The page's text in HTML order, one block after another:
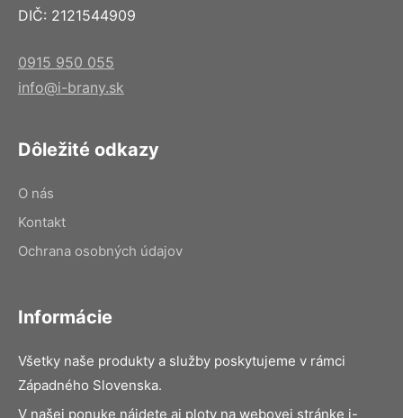
DIČ: 2121544909
0915 950 055
info@i-brany.sk
Dôležité odkazy
O nás
Kontakt
Ochrana osobných údajov
Informácie
Všetky naše produkty a služby poskytujeme v rámci
Západného Slovenska.
V našej ponuke nájdete aj ploty na webovej stránke i-